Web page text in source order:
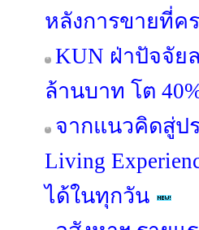
หลังการขายที่ค
KUN ฝ่าปัจจัย
ล้านบาท โต
จากแนวคิดสู่ป
Living
ได้ในทุกวัน